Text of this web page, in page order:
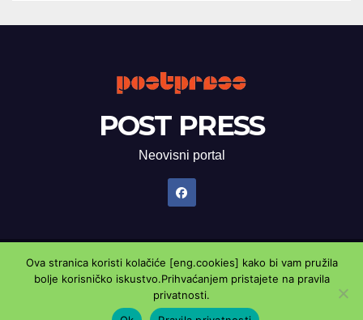
POST PRESS
Neovisni portal
Proudly powered by WordPress| Theme: Newsup byThemeansar.
Marketing oglasnik Kontaktirajte nasPravila privatnosti
Ova stranica koristi kolačiće [eng.cookies] kako bi vam pružila
bolje korisničko iskustvo.Prihvaćanjem pristajete na pravila
privatnosti.